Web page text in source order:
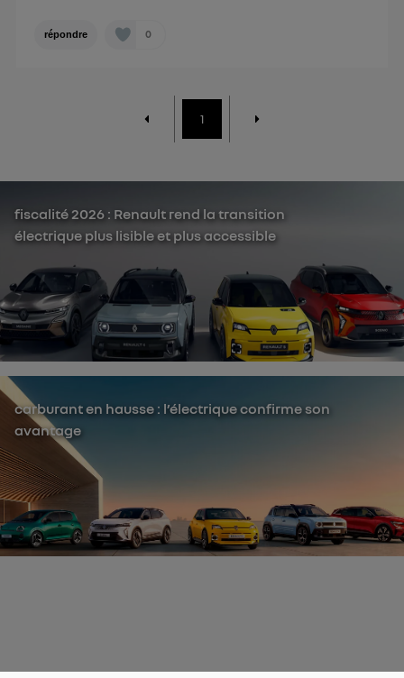
répondre 0
1
fiscalité 2026 : Renault rend la transition
électrique plus lisible et plus accessible
carburant en hausse : l’électrique confirme son
avantage